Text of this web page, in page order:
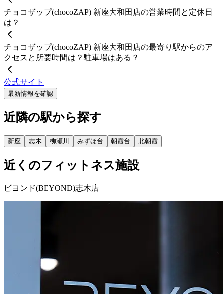
チョコザップ(chocoZAP) 新座大和田店の営業時間と定休日
は？
チョコザップ(chocoZAP) 新座大和田店の最寄り駅からのア
クセスと所要時間は？駐車場はある？
公式サイト
最新情報を確認
近隣の駅から探す
新座 志木 柳瀬川 みずほ台 朝霞台 北朝霞
近くのフィットネス施設
ビヨンド(BEYOND)志木店